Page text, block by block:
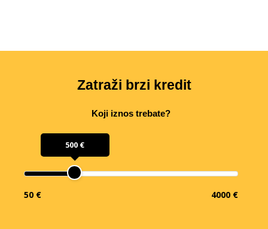
Zatraži brzi kredit
Koji iznos trebate?
500 €
50 € 4000 €